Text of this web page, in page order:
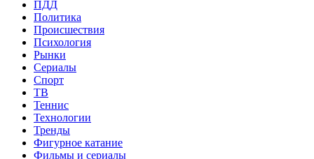
ПДД
Политика
Происшествия
Психология
Рынки
Сериалы
Спорт
ТВ
Теннис
Технологии
Тренды
Фигурное катание
Фильмы и сериалы